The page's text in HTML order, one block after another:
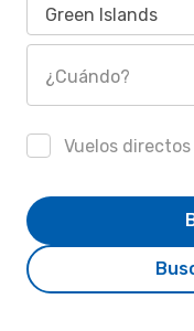
Green Islands
¿Cuándo?
Vuelos directos